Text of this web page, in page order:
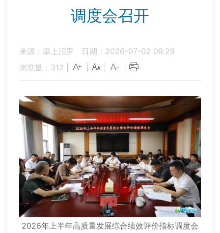
调度会召开
来源：掌上汨罗
日期：2026-07-02 08:29
浏览量： 312
2026年上半年高质量发展综合绩效评价指标调度会